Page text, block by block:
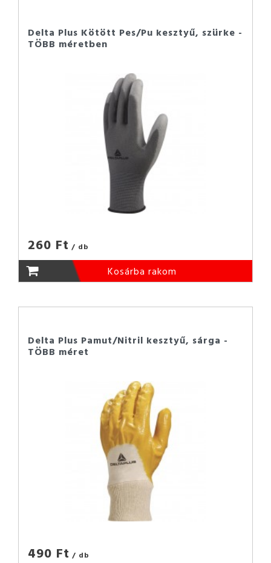
Delta Plus Kötött Pes/Pu kesztyű, szürke -
TÖBB méretben
260 Ft / db
Kosárba rakom
Delta Plus Pamut/Nitril kesztyű, sárga -
TÖBB méret
490 Ft / db